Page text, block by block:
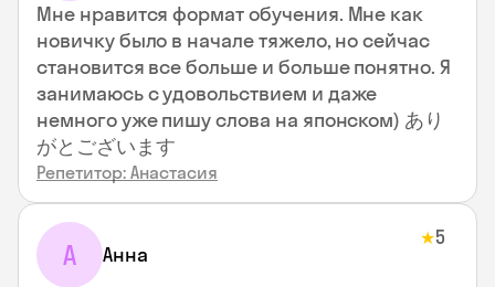
Мне нравится формат обучения. Мне как
новичку было в начале тяжело, но сейчас
становится все больше и больше понятно. Я
занимаюсь с удовольствием и даже
немного уже пишу слова на японском) あり
がとございます
Репетитор: Анастасия
А Анна
★5